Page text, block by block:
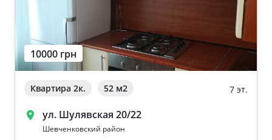
10000 грн
Квартира 2к. 52 м2 7 эт.
ул. Шулявская 20/22
Шевченковский район